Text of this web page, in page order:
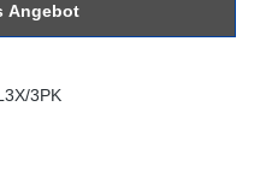
Angebot
3PK